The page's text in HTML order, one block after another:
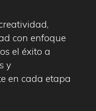
con enfoque
el éxito a
y
en cada etapa